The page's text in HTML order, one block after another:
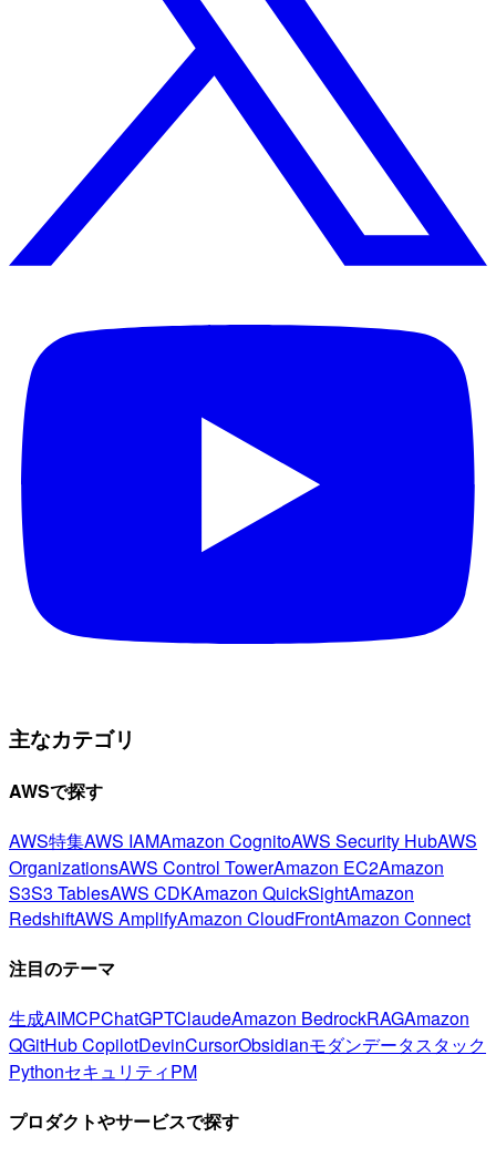
主なカテゴリ
AWSで探す
AWS特集AWS IAMAmazon CognitoAWS Security HubAWS
OrganizationsAWS Control TowerAmazon EC2Amazon
S3S3 TablesAWS CDKAmazon QuickSightAmazon
RedshiftAWS AmplifyAmazon CloudFrontAmazon Connect
注目のテーマ
生成AIMCPChatGPTClaudeAmazon BedrockRAGAmazon
QGitHub CopilotDevinCursorObsidianモダンデータスタック
PythonセキュリティPM
プロダクトやサービスで探す